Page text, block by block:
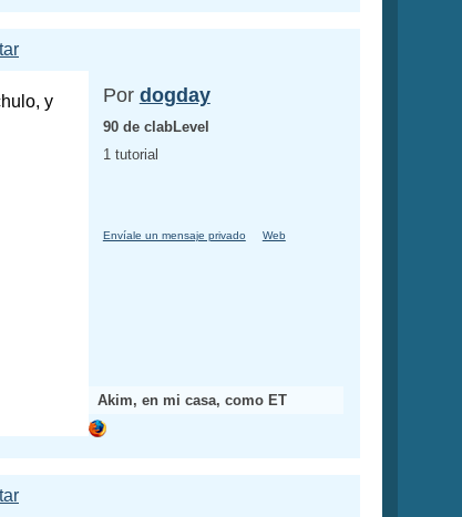
y
Por dogday
90 de clabLevel
1 tutorial
Envíale un mensaje privado Web
Akim, en mi casa, como ET